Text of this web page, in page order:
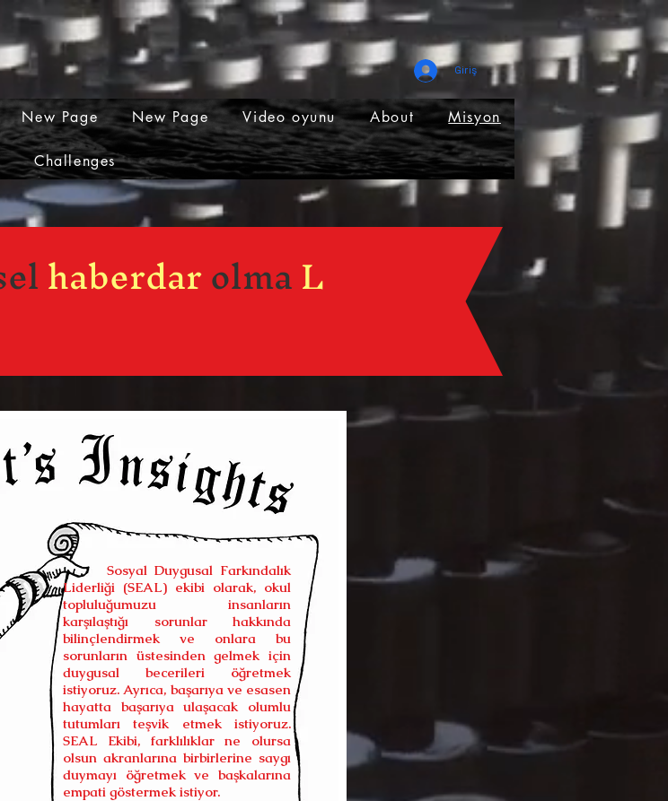
New Page New Page Video oyunu About Misyon
Challenges
Giriş
haberdarolmaL
Sosyal Duygusal Farkındalık
Liderliği (SEAL) ekibi olarak, okul
topluluğumuzu insanların
karşılaştığı sorunlar hakkında
bilinçlendirmek ve onlara bu
sorunların üstesinden gelmek için
duygusal becerileri öğretmek
istiyoruz. Ayrıca, başarıya ve esasen
hayatta başarıya ulaşacak olumlu
tutumları teşvik etmek istiyoruz.
SEAL Ekibi, farklılıklar ne olursa
olsun akranlarına birbirlerine saygı
duymayı öğretmek ve başkalarına
empati göstermek istiyor.